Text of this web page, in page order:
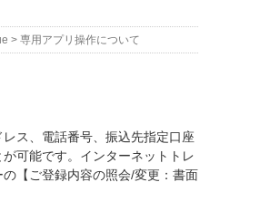
> 専用アプリ操作について
ス、電話番号、振込先指定口座
可能です。インターネットトレ
【ご登録内容の照会/変更：書面